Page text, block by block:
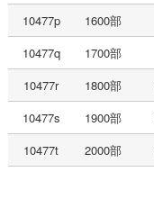
10477p
1600部
10477q
1700部
10477r
1800部
10477s
1900部
10477t
2000部